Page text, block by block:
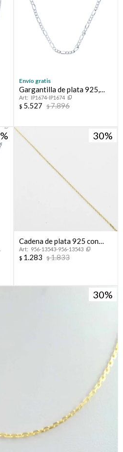
Envío gratis
Gargantilla de plata 925,
FIGARO.
IP1674-IP1674
$ 5.527 $7.896
30
Cadena de plata 925 con
baño de oro amarillo, 45 cm.
956-13543-956-13543
$ 1.283 $1.833
30